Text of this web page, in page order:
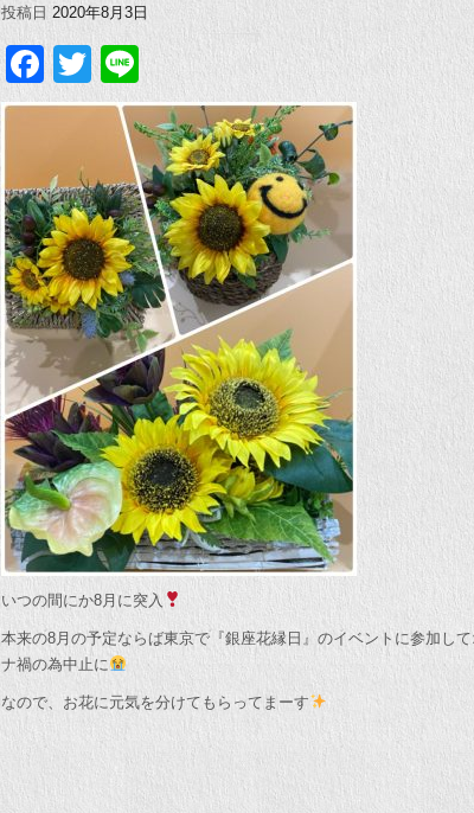
投稿日 2020年8月3日
Facebook
Twitter
Line
いつの間にか8月に突入
本来の8月の予定ならば東京で『銀座花縁日』のイベントに参加し
ナ禍の為中止に
なので、お花に元気を分けてもらってまーす